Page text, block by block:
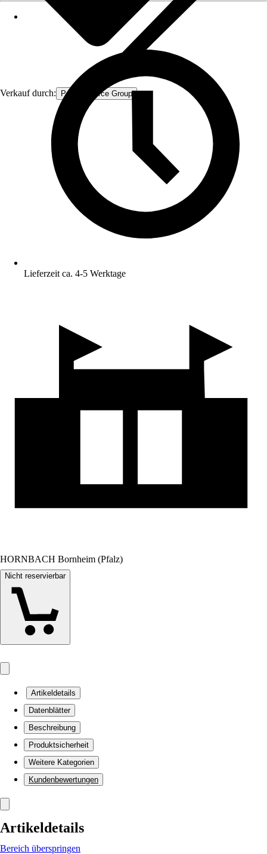
Verkauf durch: Procommerce Group
Lieferzeit ca. 4-5 Werktage
HORNBACH Bornheim (Pfalz)
Nicht reservierbar
Artikeldetails
Datenblätter
Beschreibung
Produktsicherheit
Weitere Kategorien
Kundenbewertungen
Artikeldetails
Bereich überspringen